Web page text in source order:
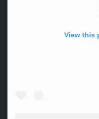
View this